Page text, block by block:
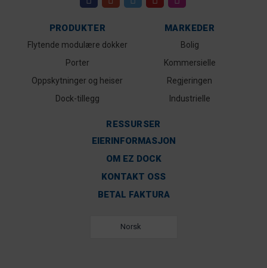
PRODUKTER
Flytende modulære dokker
Porter
Oppskytninger og heiser
Dock-tillegg
MARKEDER
Bolig
Kommersielle
Regjeringen
Industrielle
RESSURSER
EIERINFORMASJON
OM EZ DOCK
KONTAKT OSS
BETAL FAKTURA
Norsk